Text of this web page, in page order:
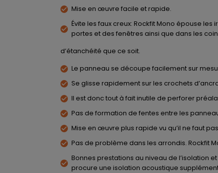
Mise en œuvre facile et rapide.
Évite les faux creux: Rockfit Mono épouse
portes et des fenêtres ainsi que dans les
d’étanchéité que ce soit.
Le panneau se découpe facilement sur
Se glisse rapidement sur les crochets
Il est donc tout à fait inutile de perforer
Pas de formation de fentes entre les
Mise en œuvre plus rapide vu qu’il ne faut
Pas de problème dans les arrondis. Rockfit
Bonnes prestations au niveau de l’isolation
procure une isolation acoustique